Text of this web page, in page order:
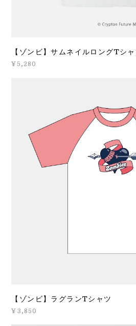
【ゾンビ】サムネイルロングTシ
¥5,280
【ゾンビ】ラグランTシャツ
¥3,850